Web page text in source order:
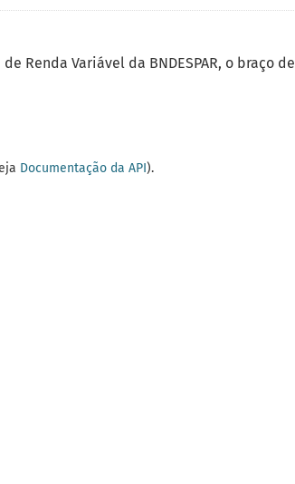
Renda Variável da BNDESPAR, o braço de
Documentação da API).